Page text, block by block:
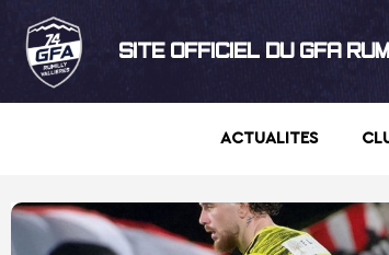
SITE OFFICIEL DU GFA
ACTUALITES